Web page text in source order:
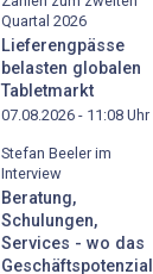
Quartal 2026
Lieferengpässe
belasten globalen
Tabletmarkt
07.08.2026 - 11:08 Uhr
Stefan Beeler im
Interview
Beratung,
Schulungen,
Services - wo das
Geschäftspotenzial